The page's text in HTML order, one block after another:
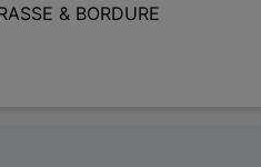
& BORDURE